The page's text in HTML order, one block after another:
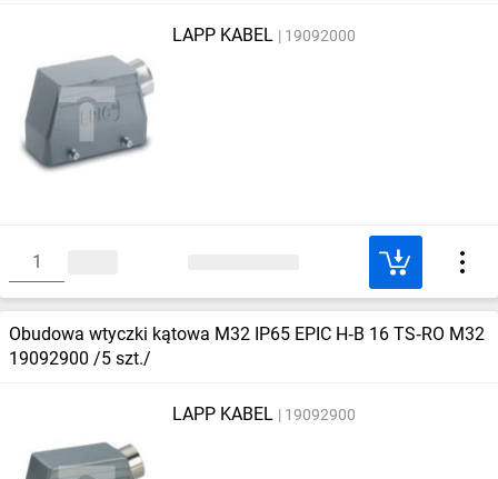
LAPP KABEL 19092000
Obudowa wtyczki kątowa M32 IP65 EPIC H‑B 16 TS‑RO M32
19092900 /5 szt./
LAPP KABEL 19092900